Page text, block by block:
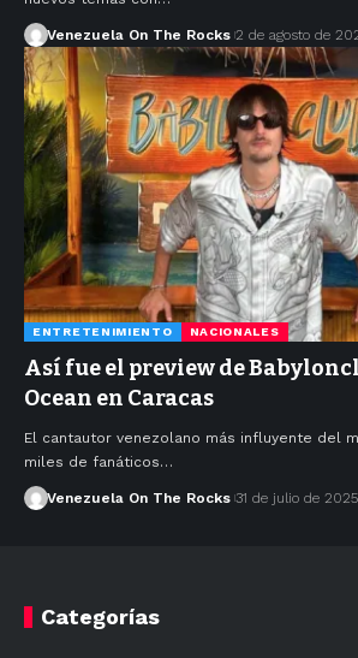
Venezuela On The Rocks 2 de agosto de
ENTRETENIMIENTO NACIONALES
Así fue el preview de
Ocean en Caracas
El cantautor venezolano más influyente del
miles de fanáticos…
Venezuela On The Rocks 31 de julio de 2025
Categorías